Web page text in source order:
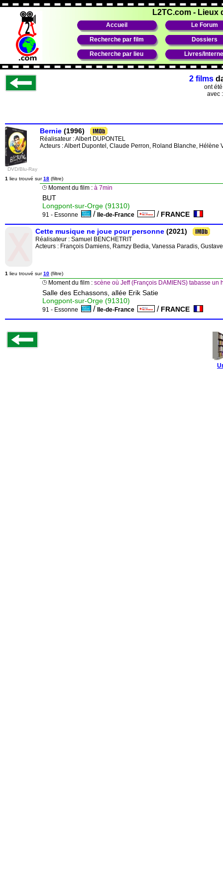
L2TC.com - Lieux
Accueil Le Forum
Recherche par film Dossiers
Recherche par lieu Livres/
2 films
ont
avec
DVD/Blu-Ray
Bernie (1996)
Réalisateur :Albert DUPONTEL
Acteurs : Albert Dupontel, Claude Perron, Roland Blanche,
1 lieu trouvé sur18 (filtre)
Moment du film : à 7min
BUT
Longpont-sur-Orge (91310)
91 - Essonne / Ile-de-France / FRANCE
Cette musique ne joue pour personne (2021)
Réalisateur : Samuel BENCHETRIT
Acteurs : François Damiens, Ramzy Bedia, Vanessa Paradis,
1 lieu trouvé sur10 (filtre)
Moment du film : scène où Jeff (François DAMIENS) tabasse
Salle des Echassons, allée Erik Satie
Longpont-sur-Orge (91310)
91 - Essonne / Ile-de-France / FRANCE